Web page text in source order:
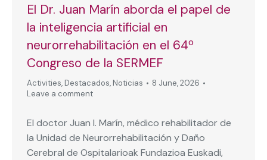
El Dr. Juan Marín aborda el papel de
la inteligencia artificial en
neurorrehabilitación en el 64º
Congreso de la SERMEF
Activities, Destacados, Noticias
8 June, 2026
Leave a comment
El doctor Juan I. Marín, médico rehabilitador de
la Unidad de Neurorrehabilitación y Daño
Cerebral de Ospitalarioak Fundazioa Euskadi,